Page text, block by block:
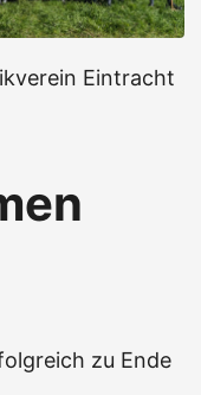
Eintracht
zu Ende